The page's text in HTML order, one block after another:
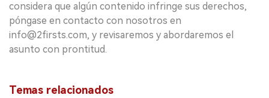
considera que algún contenido infringe sus derechos,
póngase en contacto con nosotros en
info@2firsts.com, y revisaremos y abordaremos el
asunto con prontitud.
Temas relacionados